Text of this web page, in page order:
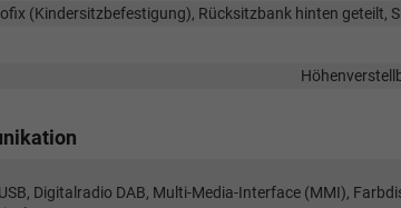
(Kindersitzbefestigung), Rücksitzbank hinten geteilt,
Digitalradio DAB, Multi-Media-Interface (MMI),